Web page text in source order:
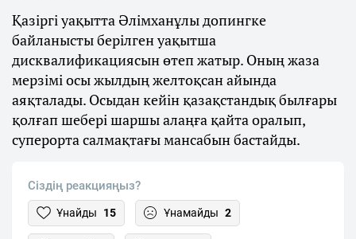
Қазіргі уақытта Әлімханұлы допингке
байланысты берілген уақытша
дисквалификациясын өтеп жатыр. Оның жаза
мерзімі осы жылдың желтоқсан айында
аяқталады. Осыдан кейін қазақстандық былғары
қолғап шебері шаршы алаңға қайта оралып,
суперорта салмақтағы мансабын бастайды.
Сіздің реакцияңыз?
Ұнайды 15 Ұнамайды 2